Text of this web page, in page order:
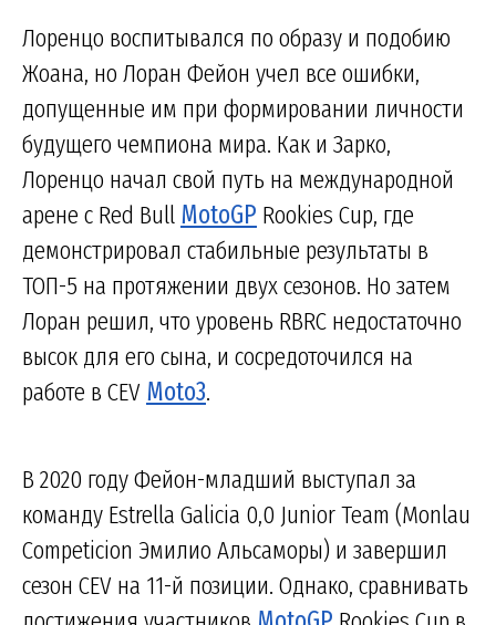
Лоренцо воспитывался по образу и подобию
Жоана, но Лоран Фейон учел все ошибки,
допущенные им при формировании личности
будущего чемпиона мира. Как и Зарко,
Лоренцо начал свой путь на международной
арене с Red Bull MotoGP Rookies Cup, где
демонстрировал стабильные результаты в
ТОП-5 на протяжении двух сезонов. Но затем
Лоран решил, что уровень RBRC недостаточно
высок для его сына, и сосредоточился на
работе в CEV Moto3.
В 2020 году Фейон-младший выступал за
команду Estrella Galicia 0,0 Junior Team (Monlau
Competicion Эмилио Альсаморы) и завершил
сезон CEV на 11-й позиции. Однако, сравнивать